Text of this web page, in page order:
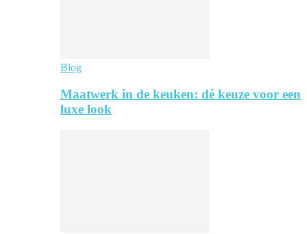
Blog
Maatwerk in de keuken: dé keuze voor een
luxe look